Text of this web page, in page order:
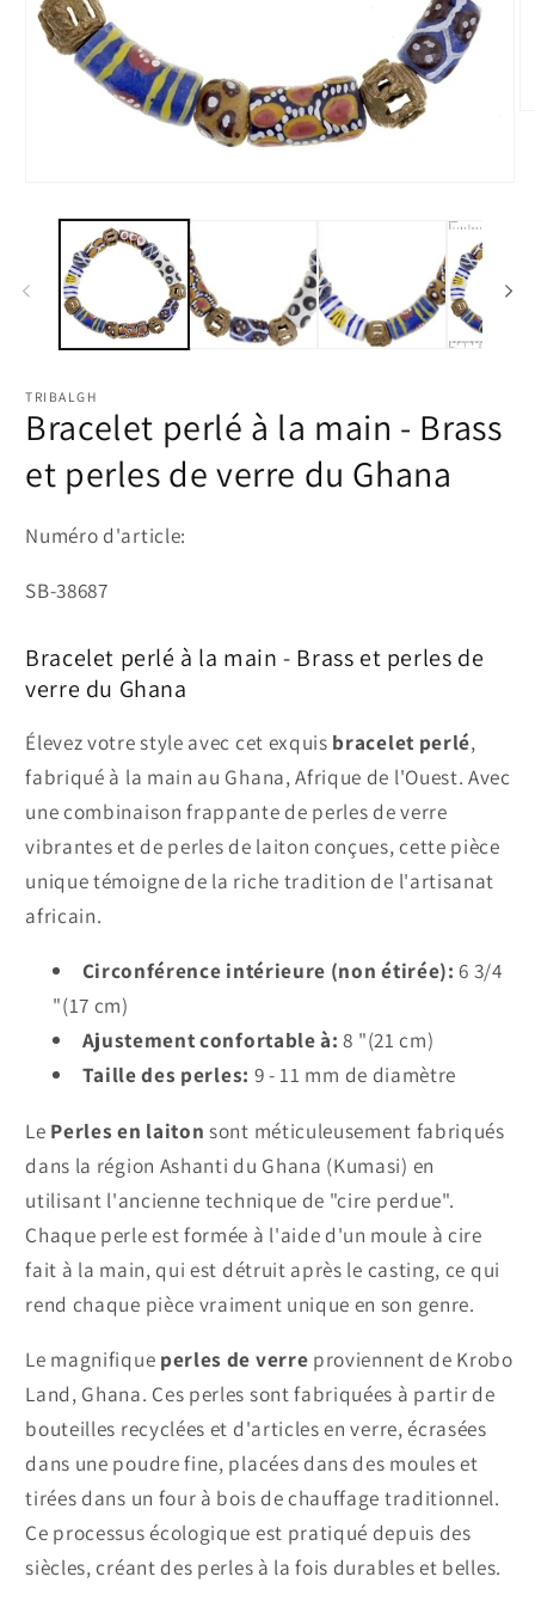
média
fenêtre
modale
TRIBALGH
Bracelet perlé à la main - Brass
et perles de verre du Ghana
Numéro d'article:
SKU:
SB-38687
Bracelet perlé à la main - Brass et perles de
verre du Ghana
Élevez votre style avec cet exquis bracelet perlé,
fabriqué à la main au Ghana, Afrique de l'Ouest. Avec
une combinaison frappante de perles de verre
vibrantes et de perles de laiton conçues, cette pièce
unique témoigne de la riche tradition de l'artisanat
africain.
Circonférence intérieure (non étirée): 6 3/4
"(17 cm)
Ajustement confortable à: 8 "(21 cm)
Taille des perles: 9 - 11 mm de diamètre
Le Perles en laiton sont méticuleusement fabriqués
dans la région Ashanti du Ghana (Kumasi) en
utilisant l'ancienne technique de "cire perdue".
Chaque perle est formée à l'aide d'un moule à cire
fait à la main, qui est détruit après le casting, ce qui
rend chaque pièce vraiment unique en son genre.
Le magnifique perles de verre proviennent de Krobo
Land, Ghana. Ces perles sont fabriquées à partir de
bouteilles recyclées et d'articles en verre, écrasées
dans une poudre fine, placées dans des moules et
tirées dans un four à bois de chauffage traditionnel.
Ce processus écologique est pratiqué depuis des
siècles, créant des perles à la fois durables et belles.